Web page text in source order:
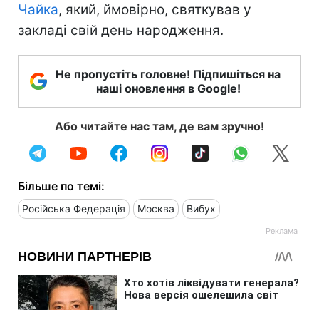
Чайка, який, ймовірно, святкував у
закладі свій день народження.
Не пропустіть головне! Підпишіться на
наші оновлення в Google!
Або читайте нас там, де вам зручно!
Більше по темі:
Російська Федерація Москва Вибух